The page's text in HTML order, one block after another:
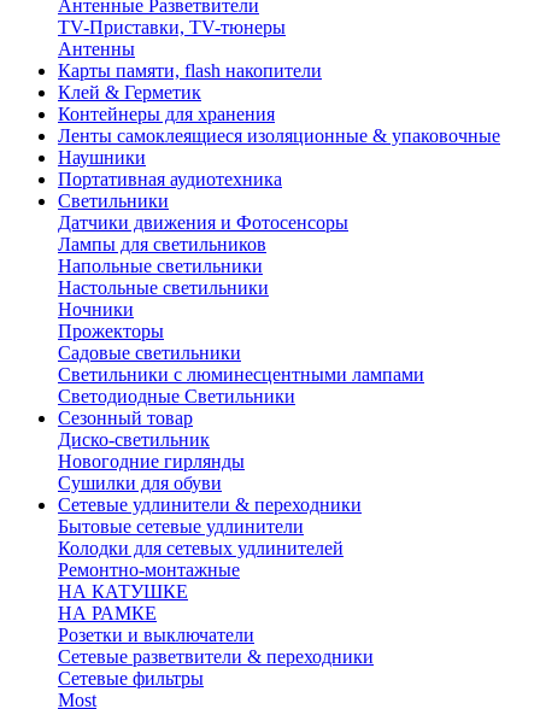
Антенные Разветвители
TV-Приставки, TV-тюнеры
Антенны
Карты памяти, flash накопители
Клей & Герметик
Контейнеры для хранения
Ленты самоклеящиеся изоляционные & упаковочные
Наушники
Портативная аудиотехника
Светильники
Датчики движения и Фотосенсоры
Лампы для светильников
Напольные светильники
Настольные светильники
Ночники
Прожекторы
Садовые светильники
Светильники с люминесцентными лампами
Светодиодные Светильники
Сезонный товар
Диско-светильник
Новогодние гирлянды
Сушилки для обуви
Сетевые удлинители & переходники
Бытовые сетевые удлинители
Колодки для сетевых удлинителей
Ремонтно-монтажные
НА КАТУШКЕ
НА РАМКЕ
Розетки и выключатели
Сетевые разветвители & переходники
Сетевые фильтры
Most